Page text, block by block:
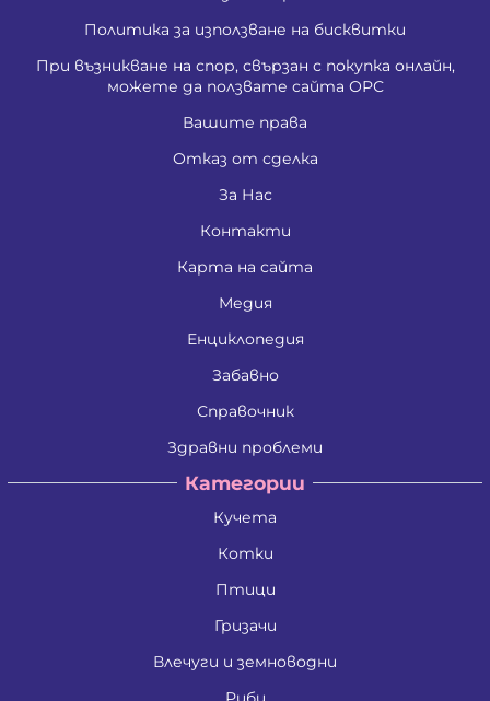
Политика за използване на бисквитки
При възникване на спор, свързан с покупка онлайн,
можете да ползвате сайта ОРС
Вашите права
Отказ от сделка
За Нас
Контакти
Карта на сайта
Медия
Енциклопедия
Забавно
Справочник
Здравни проблеми
Категории
Кучета
Котки
Птици
Гризачи
Влечуги и земноводни